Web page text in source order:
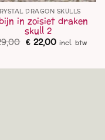
DRAGON SKULLS
in zoisiet draken
skull 2
Oorspronkelijke
prijs
€22,00Huidige
prijs
incl. btw